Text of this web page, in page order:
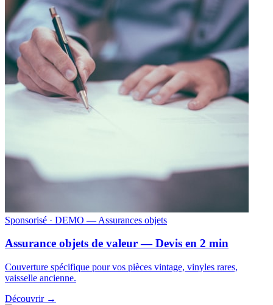
Sponsorisé · DEMO — Assurances objets
Assurance objets de valeur — Devis en 2 min
Couverture spécifique pour vos pièces vintage, vinyles rares,
vaisselle ancienne.
Découvrir →